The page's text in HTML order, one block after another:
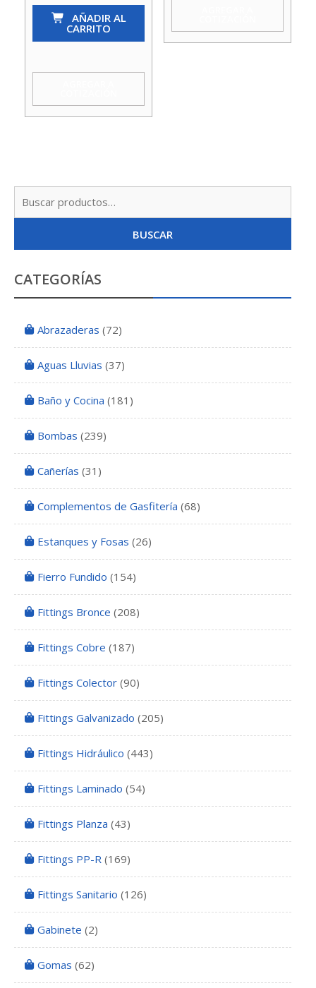
(Pie)
Ac
Acquamix
AÑADIR AL
CARRITO
BUSCAR
CATEGORÍAS
Abrazaderas (72)
Aguas Lluvias (37)
Baño y Cocina (181)
Bombas (239)
Cañerías (31)
Complementos de Gasfitería (68)
Estanques y Fosas (26)
Fierro Fundido (154)
Fittings Bronce (208)
Fittings Cobre (187)
Fittings Colector (90)
Fittings Galvanizado (205)
Fittings Hidráulico (443)
Fittings Laminado (54)
Fittings Planza (43)
Fittings PP-R (169)
Fittings Sanitario (126)
Gabinete (2)
Gomas (62)